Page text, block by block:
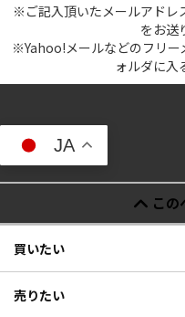
※ご記入頂いたメールアドレ
をお送
※Yahoo!メールなどのフリー
ォルダに入
JA
この
買いたい
売りたい